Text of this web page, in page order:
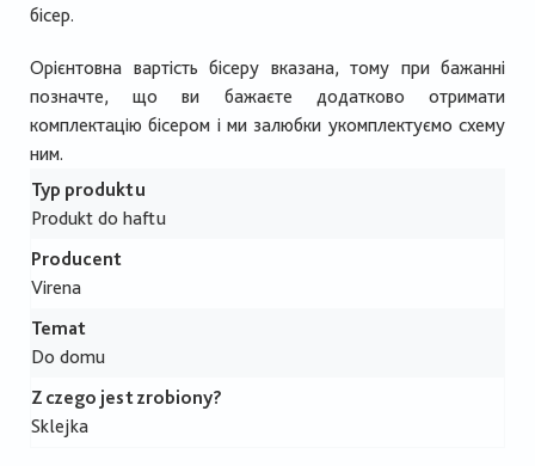
бісер.
Орієнтовна вартість бісеру вказана, тому при бажанні
позначте, що ви бажаєте додатково отримати
комплектацію бісером і ми залюбки укомплектуємо схему
ним.
Typ produktu
Produkt do haftu
Producent
Virena
Temat
Do domu
Z czego jest zrobiony?
Sklejka